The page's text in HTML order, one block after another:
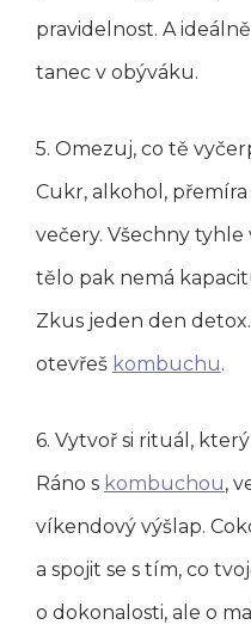
pravidelnost. A
tanec v obýváku.
5. Omezuj, co tě
Cukr, alkohol,
večery. Všechny tyhle
tělo pak nemá
Zkus jeden den
otevřeš kombuchu.
6. Vytvoř si rituál, který
Ráno s kombuchou,
víkendový výšlap.
a spojit se s tím, co
o dokonalosti, ale o